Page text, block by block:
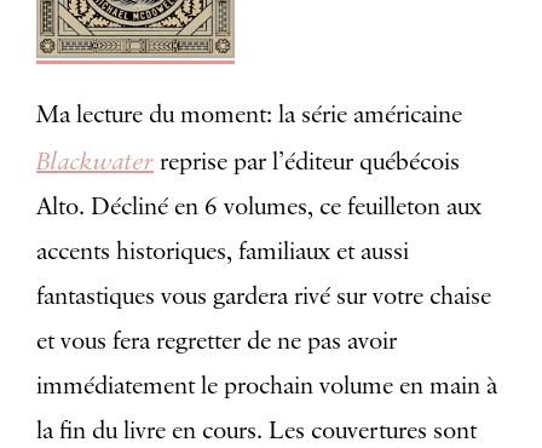
Ma lecture du moment: la série américaine
Blackwater reprise par l’éditeur québécois
Alto. Décliné en 6 volumes, ce feuilleton aux
accents historiques, familiaux et aussi
fantastiques vous gardera rivé sur votre chaise
et vous fera regretter de ne pas avoir
immédiatement le prochain volume en main à
la fin du livre en cours. Les couvertures sont